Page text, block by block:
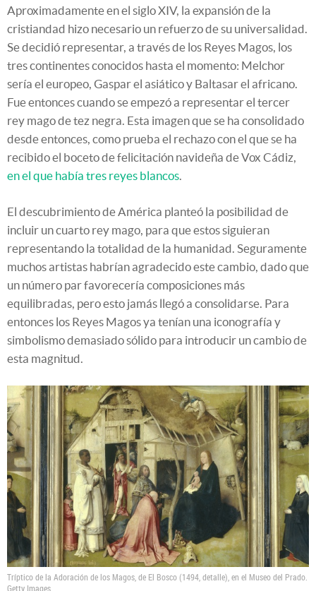
Aproximadamente en el siglo XIV, la expansión de la
cristiandad hizo necesario un refuerzo de su universalidad.
Se decidió representar, a través de los Reyes Magos, los
tres continentes conocidos hasta el momento: Melchor
sería el europeo, Gaspar el asiático y Baltasar el africano.
Fue entonces cuando se empezó a representar el tercer
rey mago de tez negra. Esta imagen que se ha consolidado
desde entonces, como prueba el rechazo con el que se ha
recibido el boceto de felicitación navideña de Vox Cádiz,
en el que había tres reyes blancos
El descubrimiento de América planteó la posibilidad de
incluir un cuarto rey mago, para que estos siguieran
representando la totalidad de la humanidad. Seguramente
muchos artistas habrían agradecido este cambio, dado que
un número par favorecería composiciones más
equilibradas, pero esto jamás llegó a consolidarse. Para
entonces los Reyes Magos ya tenían una iconografía y
simbolismo demasiado sólido para introducir un cambio de
esta magnitud.
Tríptico de la Adoración de los Magos, de El Bosco (1494, detalle), en el Museo del Prado.
Getty Images